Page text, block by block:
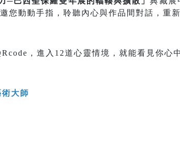
您動動手指，聆聽內心與作品間對話，重
，進入12道心靈情境，就能看見你心
大師